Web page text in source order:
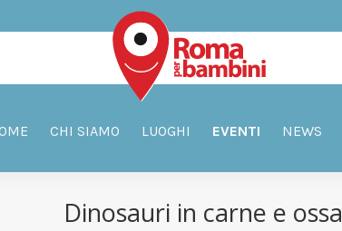
CHI SIAMO LUOGHI EVENTI NEWS
Dinosauri in carne e ossa